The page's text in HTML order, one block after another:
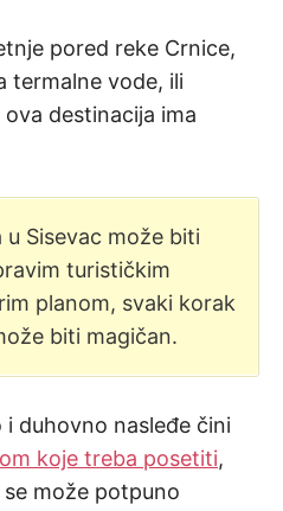
pored reke Crnice,
termalne vode, ili
destinacija ima
Sisevac može biti
turističkim
planom, svaki korak
biti magičan.
duhovno nasleđe čini
koje treba posetiti,
može potpuno